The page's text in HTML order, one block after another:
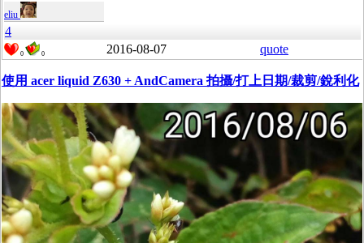
eliu
4
0 0 2016-08-07 quote
使用 acer liquid Z630 + AndCamera 拍攝/打上日期/裁剪/銳利化